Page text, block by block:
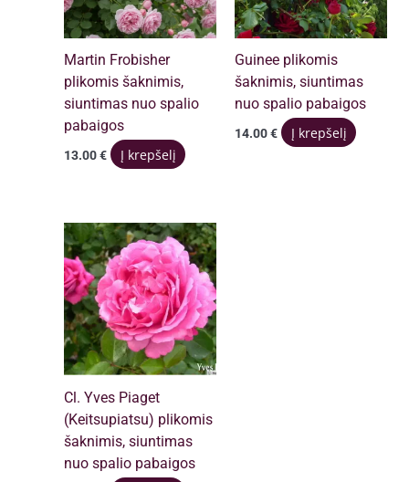
Martin Frobisher
plikomis šaknimis,
siuntimas nuo spalio
pabaigos
13.00€ Į krepšelį
Guinee plikomis
šaknimis, siuntimas
nuo spalio pabaigos
14.00€ Į krepšelį
Cl. Yves Piaget
(Keitsupiatsu) plikomis
šaknimis, siuntimas
nuo spalio pabaigos